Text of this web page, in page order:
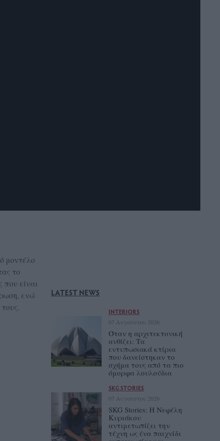
μοντέλο
το
είναι
ενώ
LATEST NEWS
INTERIORS
07 Αυγούστου 2026
Όταν η αρχιτεκτονική
ανθίζει: Τα
εντυπωσιακά κτίρια
που δανείστηκαν το
σχήμα τους από τα πιο
όμορφα λουλούδια
SKG STORIES
07 Αυγούστου 2026
SKG Stories: Η Νεφέλη
Κυριάκου
αντιμετωπίζει την
τέχνη ως ένα παιχνίδι